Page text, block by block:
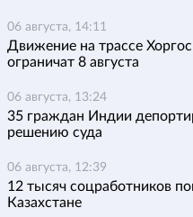
06 августа, 14:11
Движение на трассе
ограничат 8 августа
06 августа, 13:24
35 граждан Индии
решению суда
06 августа, 12:39
12 тысяч соцработников
Казахстане